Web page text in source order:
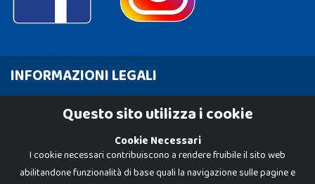
INFORMAZIONI LEGALI
Cookie PolicyQuesto sito utilizza i cookie
Cookie Necessari
I cookie necessari contribuiscono a rendere fruibile il sito web
abilitandone funzionalità di base quali la navigazione sulle pagine e